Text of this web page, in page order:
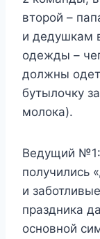
второй –
и дедушкам
одежды –
должны
бутылочку
молока).
Ведущий №1:
получились
и
праздника
основной